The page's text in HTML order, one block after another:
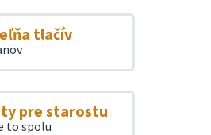
tlačív
pre starostu
to spolu